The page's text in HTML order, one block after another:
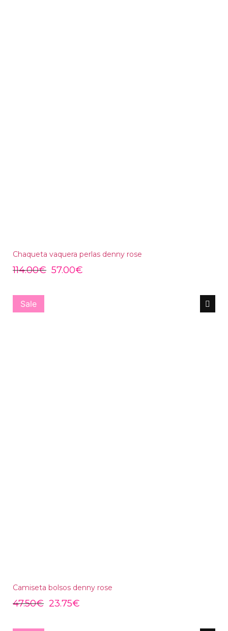
Chaqueta vaquera perlas denny rose
114.00€ 57.00€
Sale
Camiseta bolsos denny rose
47.50€ 23.75€